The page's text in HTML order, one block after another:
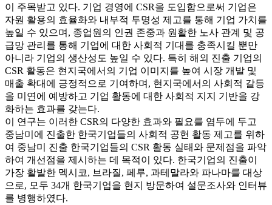
이 주목받고 있다. 기업 경영에 CSR을 도입함으로써 기업은
자원 활용의 효율화와 내부적 투명성 제고를 통해 기업 가치를
높일 수 있으며, 종업원의 인권 존중과 원활한 노사 관계 및 공
급망 관리를 통해 기업에 대한 사회적 기대를 충족시킬 뿐만
아니라 기업의 생산성도 높일 수 있다. 특히 해외 진출 기업의
CSR 활동은 현지국에서의 기업 이미지를 높여 시장 개발 및
매출 확대에 긍정적으로 기여하며, 현지국에서의 사회적 갈등
을 미연에 예방하고 기업 활동에 대한 사회적 지지 기반을 강
화하는 효과를 갖는다.
이 연구는 이러한 CSR의 다양한 효과와 필요를 염두에 두고
중남미에 진출한 한국기업들의 사회적 공헌 활동 제고를 위하
여 중남미 진출 한국기업들의 CSR 활동 실태와 문제점을 파악
하여 개선점을 제시하는 데 목적이 있다. 한국기업의 진출이
가장 활발한 멕시코, 브라질, 페루, 과테말라와 파나마를 대상
으로, 모두 34개 한국기업을 현지 방문하여 설문조사와 인터뷰
를 병행하였다.